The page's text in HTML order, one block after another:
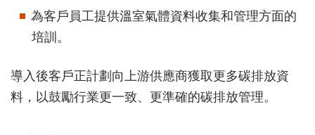
為客戶員工提供溫室氣體資料收集和管理方面的
培訓。
導入後客戶正計劃向上游供應商獲取更多碳排放資
料，以鼓勵行業更一致、更準確的碳排放管理。